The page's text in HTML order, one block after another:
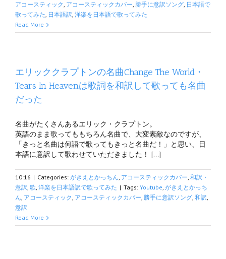
アコースティック, アコースティックカバー, 勝手に意訳ソング, 日本語で
歌ってみた, 日本語訳, 洋楽を日本語で歌ってみた
Read More
エリッククラプトンの名曲Change The World・
Tears In Heavenは歌詞を和訳して歌っても名曲
だった
名曲がたくさんあるエリック・クラプトン。
英語のまま歌ってももちろん名曲で、大変素敵なのですが、
「きっと名曲は何語で歌ってもきっと名曲だ！」と思い、日
本語に意訳して歌わせていただきました！ […]
10:16 | Categories: がきえとかっちん, アコースティックカバー, 和訳・
意訳, 歌, 洋楽を日本語訳で歌ってみた | Tags: Youtube, がきえとかっち
ん, アコースティック, アコースティックカバー, 勝手に意訳ソング, 和訳,
意訳
Read More